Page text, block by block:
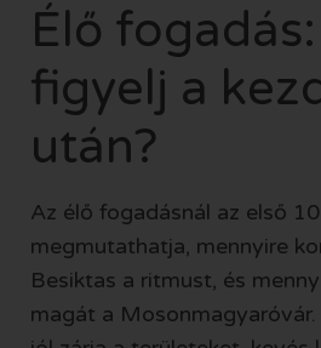
Élő
figyelj a
után?
Az élő fogadásnál az első
megmutathatja, mennyire
Besiktas a ritmust, és
magát a